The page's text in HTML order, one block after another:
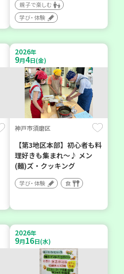
親子で楽しむ
学び・体験
2026年
9月4日(金)
神戸市須磨区
【第3地区本部】初心者も料
理好きも集まれ～♪ メン
(麺)ズ・クッキング
学び・体験 食
2026年
9月16日(水)